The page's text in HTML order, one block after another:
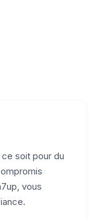
soit pour du
vous